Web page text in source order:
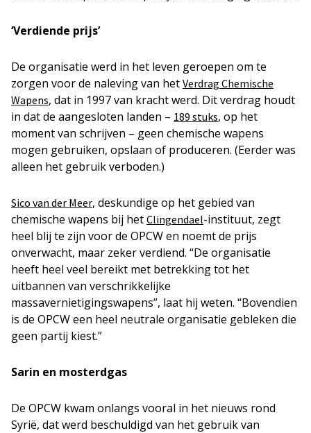
‘Verdiende prijs’
De organisatie werd in het leven geroepen om te
zorgen voor de naleving van het Verdrag Chemische
Wapens, dat in 1997 van kracht werd. Dit verdrag houdt
in dat de aangesloten landen – 189 stuks, op het
moment van schrijven – geen chemische wapens
mogen gebruiken, opslaan of produceren. (Eerder was
alleen het gebruik verboden.)
Sico van der Meer, deskundige op het gebied van
chemische wapens bij het Clingendael-instituut, zegt
heel blij te zijn voor de OPCW en noemt de prijs
onverwacht, maar zeker verdiend. “De organisatie
heeft heel veel bereikt met betrekking tot het
uitbannen van verschrikkelijke
massavernietigingswapens”, laat hij weten. “Bovendien
is de OPCW een heel neutrale organisatie gebleken die
geen partij kiest.”
Sarin en mosterdgas
De OPCW kwam onlangs vooral in het nieuws rond
Syrië, dat werd beschuldigd van het gebruik van